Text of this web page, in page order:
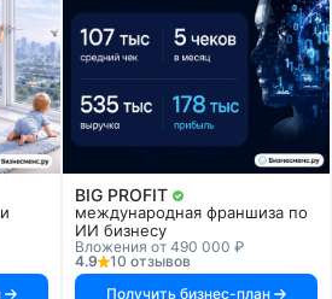
BIG PROFIT
международная франшиза по
ИИ бизнесу
Вложения от 490 000 ₽
4.9
10 отзывов
Получить бизнес-план